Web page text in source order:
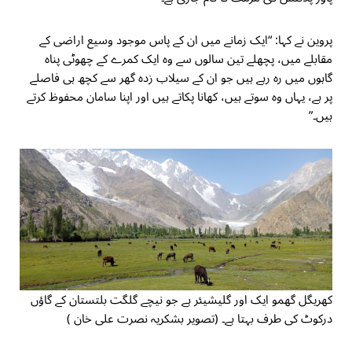
پروین نے کہا: “ایک زمانے میں ان کے پاس موجود وسیع اراضی کے
مقابلے میں، پچھلے تین سالوں سے وہ ایک کمرے کے چھوٹی پناہ
گاہوں میں رہ رہے ہیں جو ان کے سیلاب زدہ گھر سے کچھ ہی فاصلے
پر ہے، یہاں وہ سوتے ہیں، کھانا پکاتے ہیں اور اپنا سامان محفوظ کرتے
ہیں۔”
کھریگل گھمو ایک اور گلیشیئر ہے جو نیچے گلگت بلتستان کے گاؤں
درکوٹ کی طرف بہتا ہے۔ (تصویر بشکریہ نصرت علی خان )